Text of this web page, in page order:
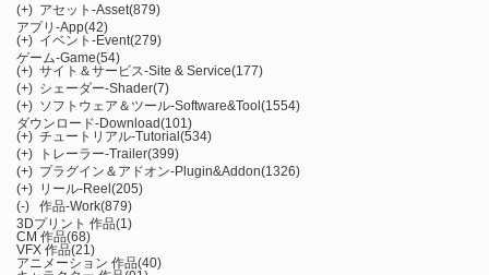
(+) アセット-Asset(879)
アプリ-App(42)
(+) イベント-Event(279)
ゲーム-Game(54)
(+) サイト＆サービス-Site & Service(177)
(+) シェーダー-Shader(7)
(+) ソフトウェア＆ツール-Software&Tool(1554)
ダウンロード-Download(101)
(+) チュートリアル-Tutorial(534)
(+)
トレーラー-Trailer(399)
(+) プラグイン＆アドオン-Plugin&Addon(1326)
(+) リール-Reel(205)
(-)
作品-Work(879)
3Dプリント 作品(1)
CM 作品(68)
VFX 作品(21)
アニメーション 作品(40)